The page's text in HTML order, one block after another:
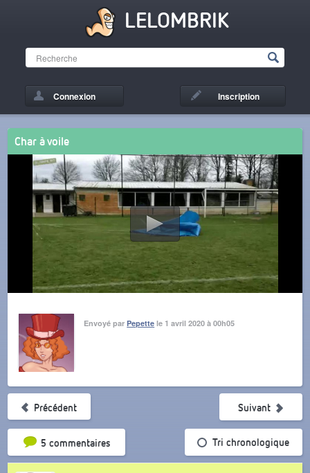
LELOMBRIK
Connexion Inscription
Char à voile
Envoyé parPepette le 1 avril 2020 à 00h05
Précédent
5 commentairesTri par popularité Tri chronologique
Suivant